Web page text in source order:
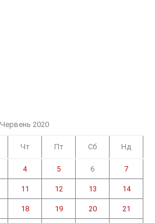
Червень 2020
Чт Пт Сб Нд
4 5 6 7
11 12 13 14
18 19 20 21